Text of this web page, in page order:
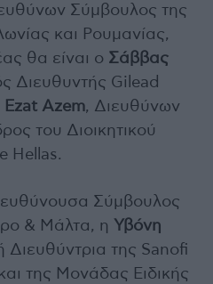
Σύμβουλος της
και Ρουμανίας,
θα είναι ο Σάββας
Διευθυντής Gilead
Ezat Azem, Διευθύνων
του Διοικητικού
Hellas.
Σύμβουλος
& Μάλτα, η Υβόνη
Διευθύντρια της Sanofi
της Μονάδας Ειδικής